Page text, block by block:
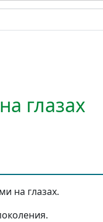
глазах
на глазах.